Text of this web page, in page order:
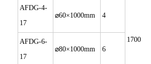
AFDG-4-
17
⌀60×1000mm 4
1700
AFDG-6-
17
⌀80×1000mm 6